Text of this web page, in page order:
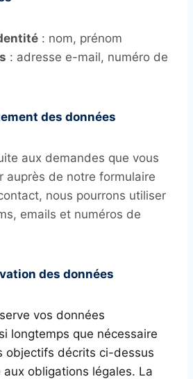
: nom, prénom
: adresse e-mail, numéro de
des données
aux demandes que vous
auprès de notre formulaire
nous pourrons utiliser
emails et numéros de
des données
vos données
longtemps que nécessaire
objectifs décrits ci-dessus
obligations légales. La